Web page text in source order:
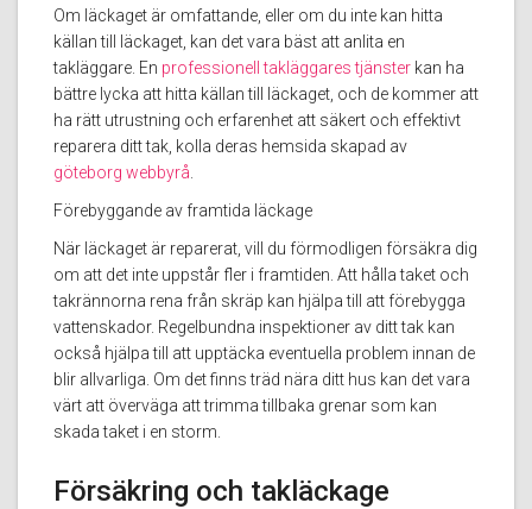
Om läckaget är omfattande, eller om du inte kan hitta
källan till läckaget, kan det vara bäst att anlita en
takläggare. En professionell takläggares tjänster kan ha
bättre lycka att hitta källan till läckaget, och de kommer att
ha rätt utrustning och erfarenhet att säkert och effektivt
reparera ditt tak, kolla deras hemsida skapad av
göteborg webbyrå
Förebyggande av framtida läckage
När läckaget är reparerat, vill du förmodligen försäkra dig
om att det inte uppstår fler i framtiden. Att hålla taket och
takrännorna rena från skräp kan hjälpa till att förebygga
vattenskador. Regelbundna inspektioner av ditt tak kan
också hjälpa till att upptäcka eventuella problem innan de
blir allvarliga. Om det finns träd nära ditt hus kan det vara
värt att överväga att trimma tillbaka grenar som kan
skada taket i en storm.
Försäkring och takläckage